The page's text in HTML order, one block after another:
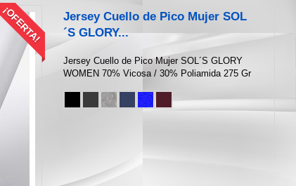
¡OFERTA!
Jersey Cuello de Pico Mujer SOL
´S GLORY...
Jersey Cuello de Pico Mujer SOL´S GLORY
WOMEN 70% Vicosa / 30% Poliamida 275 Gr